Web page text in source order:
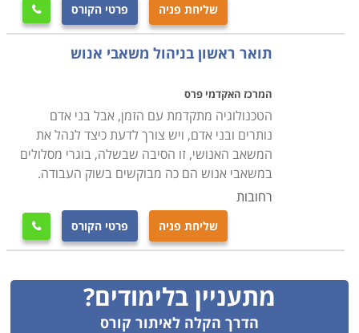
נושאים ותוכניות, הרחבת הלמידה והידע בתחום אחד או
שילוב בין מספר תחומים פותח מגוון אפשרויות תעסוקה
לבוגריו. בתחומים רבים בחוגים אלו ישנה התנסות ועבודה
לתמיכה בבחירת התמחות ספציפית ומוגדרת. עם זאת, יהיו
סטודנטים שהרב-תחומיות תאפשר עבורם תעסוקה מגוונת
ואף אפשרות להמשך מחקר.
שליחת פניה פרטי הקורס 
תואר ראשון בניהול משאבי אנוש
המרכז האקדמי פרס
הטכנולוגיה מתקדמת עם הזמן, אבל בני אדם
נותרים ובני אדם, ויש צורך לדעת כיצד לנהל את
המשאב האנושי, זו הסיבה שבשלה, בוגרי מסלולים
במשאבי אנוש הם כה מבוקשים בשוק העבודה.
רחובות
שליחת פניה פרטי הקורס 
מתעניין בלימודים?
הדרך הקלה לאיתור קורס